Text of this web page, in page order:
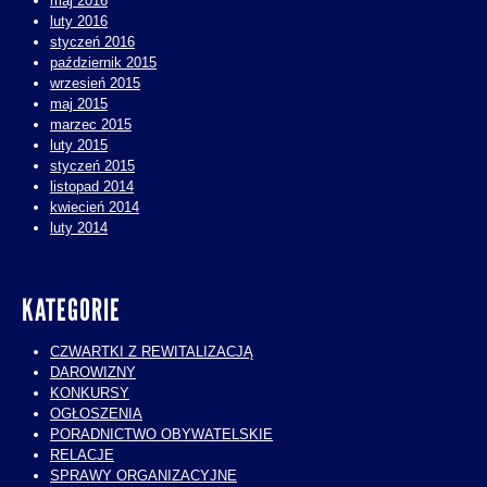
luty 2016
styczeń 2016
październik 2015
wrzesień 2015
maj 2015
marzec 2015
luty 2015
styczeń 2015
listopad 2014
kwiecień 2014
luty 2014
KATEGORIE
CZWARTKI Z REWITALIZACJĄ
DAROWIZNY
KONKURSY
OGŁOSZENIA
PORADNICTWO OBYWATELSKIE
RELACJE
SPRAWY ORGANIZACYJNE